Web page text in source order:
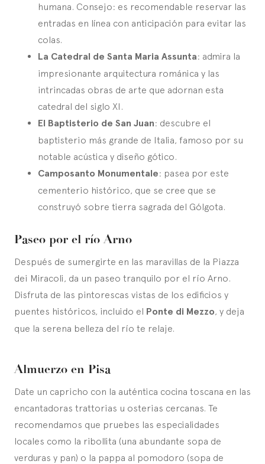
humana. Consejo: es recomendable reservar las
entradas en línea con anticipación para evitar las
colas.
La Catedral de Santa Maria Assunta: admira la
impresionante arquitectura románica y las
intrincadas obras de arte que adornan esta
catedral del siglo XI.
El Baptisterio de San Juan: descubre el
baptisterio más grande de Italia, famoso por su
notable acústica y diseño gótico.
Camposanto Monumentale: pasea por este
cementerio histórico, que se cree que se
construyó sobre tierra sagrada del Gólgota.
Paseo por el río Arno
Después de sumergirte en las maravillas de la Piazza
dei Miracoli, da un paseo tranquilo por el río Arno.
Disfruta de las pintorescas vistas de los edificios y
puentes históricos, incluido el Ponte di Mezzo, y deja
que la serena belleza del río te relaje.
Almuerzo en Pisa
Date un capricho con la auténtica cocina toscana en las
encantadoras trattorias u osterias cercanas. Te
recomendamos que pruebes las especialidades
locales como la ribollita (una abundante sopa de
verduras y pan) o la pappa al pomodoro (sopa de